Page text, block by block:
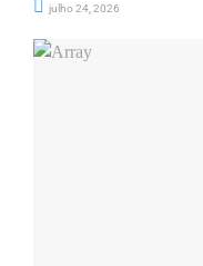
julho 24, 2026